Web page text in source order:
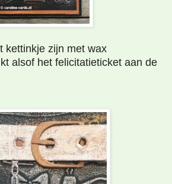
kettinkje zijn met wax
alsof het felicitatieticket aan de